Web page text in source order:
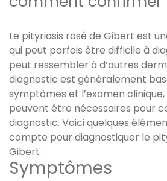
Le pityriasis rosé de Gibert est
qui peut parfois être difficile à
peut ressembler à d’autres
diagnostic est généralement
symptômes et l’examen
peuvent être nécessaires pour
diagnostic. Voici quelques
compte pour diagnostiquer le
Gibert :
Symptômes